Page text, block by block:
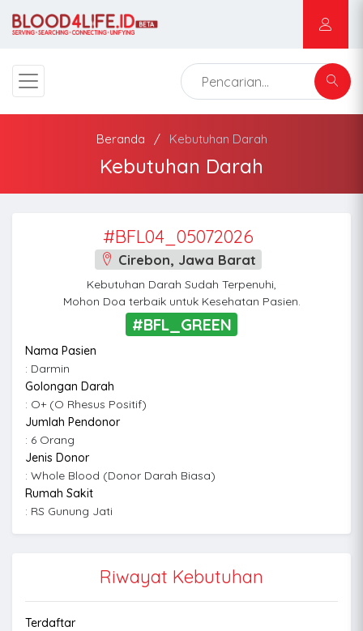
Beranda Kebutuhan Darah
Kebutuhan Darah
#BFL04_05072026
Cirebon, Jawa Barat
Kebutuhan Darah Sudah Terpenuhi,
Mohon Doa terbaik untuk Kesehatan Pasien.
#BFL_GREEN
Nama Pasien
: Darmin
Golongan Darah
: O+ (O Rhesus Positif)
Jumlah Pendonor
: 6 Orang
Jenis Donor
: Whole Blood (Donor Darah Biasa)
Rumah Sakit
: RS Gunung Jati
Riwayat Kebutuhan
Terdaftar